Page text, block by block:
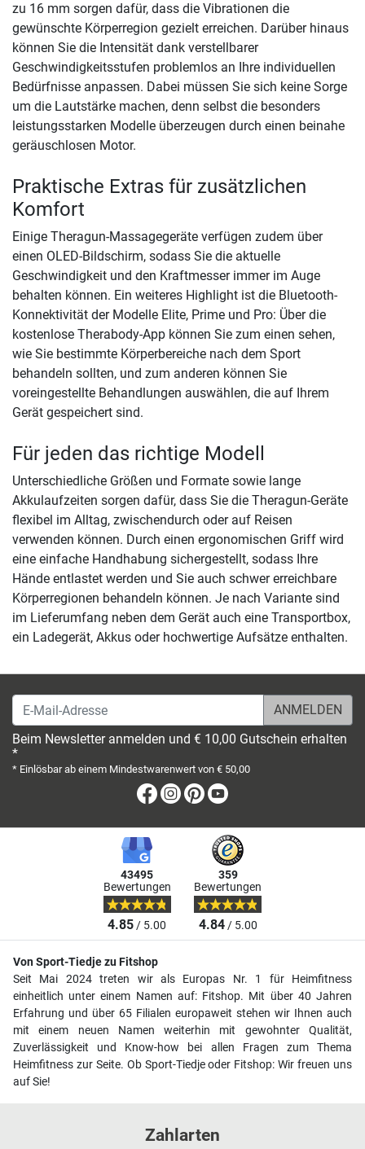
zu 16 mm sorgen dafür, dass die Vibrationen die
gewünschte Körperregion gezielt erreichen. Darüber hinaus
können Sie die Intensität dank verstellbarer
Geschwindigkeitsstufen problemlos an Ihre individuellen
Bedürfnisse anpassen. Dabei müssen Sie sich keine Sorge
um die Lautstärke machen, denn selbst die besonders
leistungsstarken Modelle überzeugen durch einen beinahe
geräuschlosen Motor.
Praktische Extras für zusätzlichen
Komfort
Einige Theragun-Massagegeräte verfügen zudem über
einen OLED-Bildschirm, sodass Sie die aktuelle
Geschwindigkeit und den Kraftmesser immer im Auge
behalten können. Ein weiteres Highlight ist die Bluetooth-
Konnektivität der Modelle Elite, Prime und Pro: Über die
kostenlose Therabody-App können Sie zum einen sehen,
wie Sie bestimmte Körperbereiche nach dem Sport
behandeln sollten, und zum anderen können Sie
voreingestellte Behandlungen auswählen, die auf Ihrem
Gerät gespeichert sind.
Für jeden das richtige Modell
Unterschiedliche Größen und Formate sowie lange
Akkulaufzeiten sorgen dafür, dass Sie die Theragun-Geräte
flexibel im Alltag, zwischendurch oder auf Reisen
verwenden können. Durch einen ergonomischen Griff wird
eine einfache Handhabung sichergestellt, sodass Ihre
Hände entlastet werden und Sie auch schwer erreichbare
Körperregionen behandeln können. Je nach Variante sind
im Lieferumfang neben dem Gerät auch eine Transportbox,
ein Ladegerät, Akkus oder hochwertige Aufsätze enthalten.
E-Mail-Adresse
Beim Newsletter anmelden und € 10,00 Gutschein erhalten
*
* Einlösbar ab einem Mindestwarenwert von € 50,00
Facebook
Instagram
Pinterest
43495
Bewertungen
4.85/ 5.00
359
Bewertungen
4.84/ 5.00
Von Sport-Tiedje zu Fitshop
Seit Mai 2024 treten wir als Europas Nr. 1 für Heimfitness
einheitlich unter einem Namen auf: Fitshop. Mit über 40 Jahren
Erfahrung und über 65 Filialen europaweit stehen wir Ihnen auch
mit einem neuen Namen weiterhin mit gewohnter Qualität,
Zuverlässigkeit und Know-how bei allen Fragen zum Thema
Heimfitness zur Seite. Ob Sport-Tiedje oder Fitshop: Wir freuen uns
auf Sie!
Zahlarten